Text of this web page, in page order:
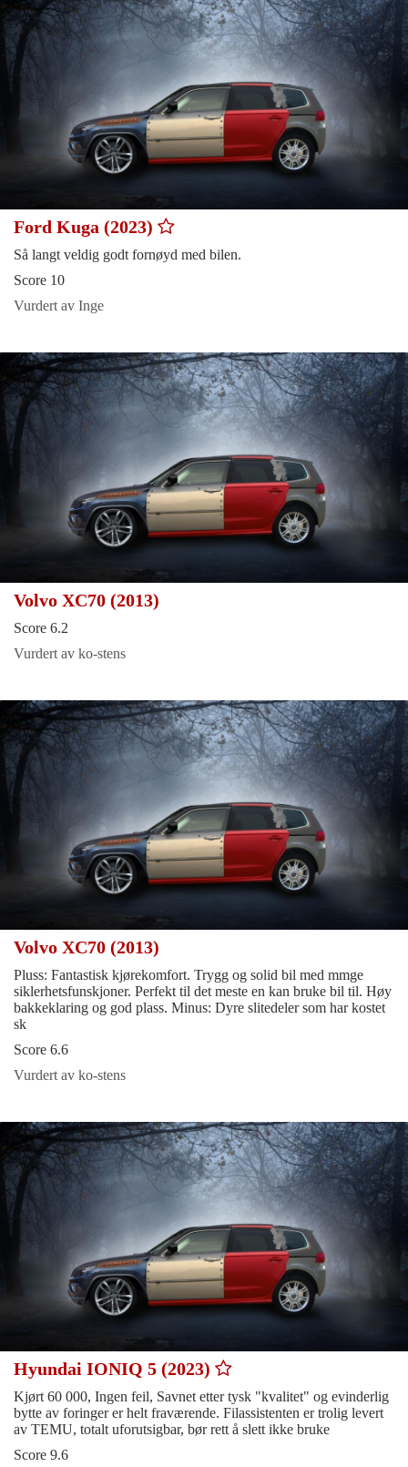
Ford Kuga (2023)
Så langt veldig godt fornøyd med bilen.
Score 10
Vurdert av Inge
Volvo XC70 (2013)
Score 6.2
Vurdert av ko-stens
Volvo XC70 (2013)
Pluss: Fantastisk kjørekomfort. Trygg og solid bil med mmge
siklerhetsfunskjoner. Perfekt til det meste en kan bruke bil til. Høy
bakkeklaring og god plass. Minus: Dyre slitedeler som har kostet
sk
Score 6.6
Vurdert av ko-stens
Hyundai IONIQ 5 (2023)
Kjørt 60 000, Ingen feil, Savnet etter tysk "kvalitet" og evinderlig
bytte av foringer er helt fraværende. Filassistenten er trolig levert
av TEMU, totalt uforutsigbar, bør rett å slett ikke bruke
Score 9.6